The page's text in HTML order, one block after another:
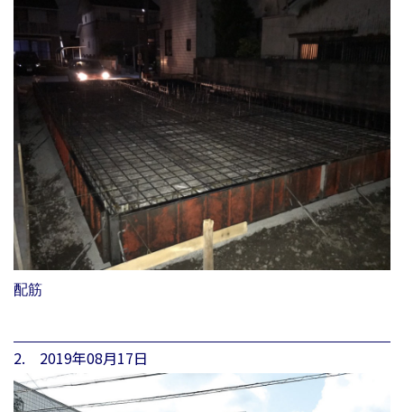
配筋
2. 2019年08月17日